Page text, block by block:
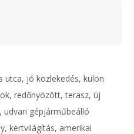
utca, jó közlekedés, külön
redőnyözött, terasz, új
udvari gépjárműbeálló
kertvilágítás, amerikai